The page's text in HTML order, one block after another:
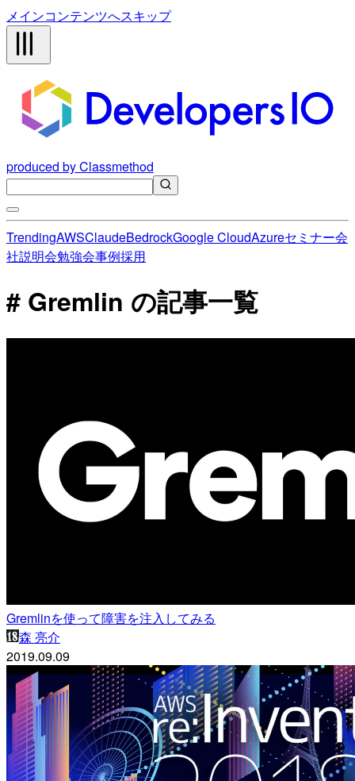
メインコンテンツへスキップ
produced by Classmethod
TrendingAWSClaudeBedrockGoogle CloudAzureセミナー会
社説明会勉強会事例採用
# Gremlin の記事一覧
Gremlinを使って障害を注入してみる
森 亮介
2019.09.09